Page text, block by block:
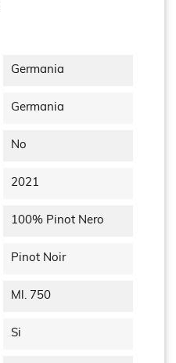
Germania
Germania
No
2021
100% Pinot Nero
Pinot Noir
Ml. 750
Si